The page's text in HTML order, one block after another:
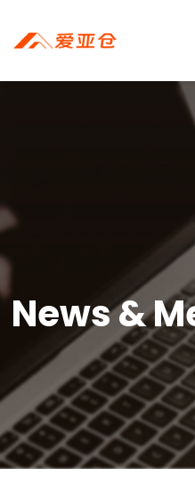
News &